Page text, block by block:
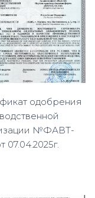
одобрения
№ФАВТ-
07.04.2025г.